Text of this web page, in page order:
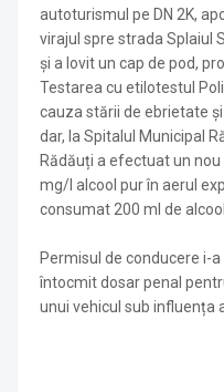
autoturismul pe DN 2K,
virajul spre strada Splaiul
și a lovit un cap de pod,
Testarea cu etilotestul
cauza stării de ebrietate
dar, la Spitalul Municipal
Rădăuți a efectuat un
mg/l alcool pur în aerul
consumat 200 ml de
Permisul de conducere i-
întocmit dosar penal
unui vehicul sub influența